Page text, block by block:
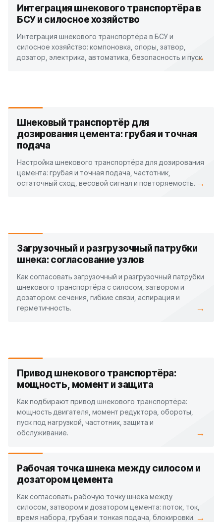
Интеграция шнекового транспортёра в
БСУ и силосное хозяйство
Интеграция шнекового транспортёра в БСУ и
силосное хозяйство: компоновка, опоры, затвор,
дозатор, электрика, автоматика, безопасность и пуск.
→
Шнековый транспортёр для
дозирования цемента: грубая и точная
подача
Настройка шнекового транспортёра для дозирования
цемента: грубая и точная подача, частотник,
остаточный сход, весовой сигнал и повторяемость. →
Загрузочный и разгрузочный патрубки
шнека: согласование узлов
Как согласовать загрузочный и разгрузочный патрубки
шнекового транспортёра с силосом, затвором и
дозатором: сечения, гибкие связи, аспирация и
герметичность.
→
Привод шнекового транспортёра:
мощность, момент и защита
Как подбирают привод шнекового транспортёра:
мощность двигателя, момент редуктора, обороты,
пуск под нагрузкой, частотник, защита и
обслуживание.
→
Рабочая точка шнека между силосом и
дозатором цемента
Как согласовать рабочую точку шнека между
силосом, затвором и дозатором цемента: поток, ток,
время набора, грубая и тонкая подача, блокировки. →